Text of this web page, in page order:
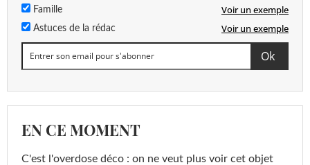
Famille Voir un exemple
Astuces de la rédac Voir un exemple
EN CE MOMENT
C'est l'overdose déco : on ne veut plus voir cet objet